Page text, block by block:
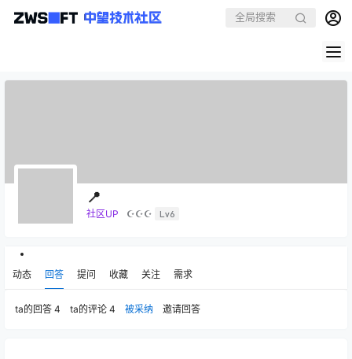
📍
社区UP ☪☪☪ Lv6
动态 回答 提问 收藏 关注 需求
ta的回答 4 ta的评论 4 被采纳 邀请回答